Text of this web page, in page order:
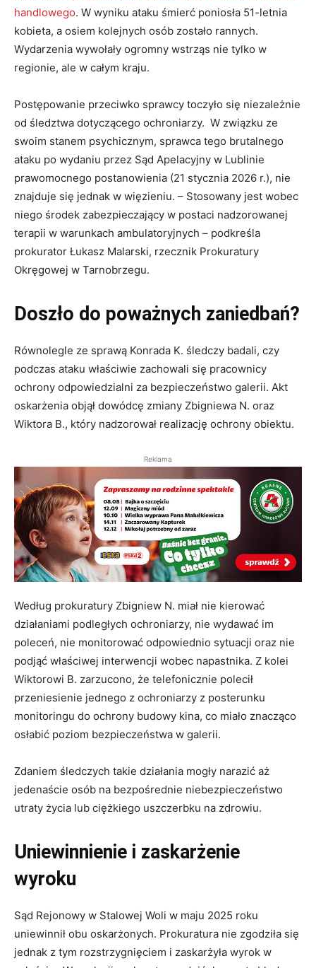
handlowego. W wyniku ataku śmierć poniosła 51-letnia
kobieta, a osiem kolejnych osób zostało rannych.
Wydarzenia wywołały ogromny wstrząs nie tylko w
regionie, ale w całym kraju.
Postępowanie przeciwko sprawcy toczyło się niezależnie
od śledztwa dotyczącego ochroniarzy. W związku ze
swoim stanem psychicznym, sprawca tego brutalnego
ataku po wydaniu przez Sąd Apelacyjny w Lublinie
prawomocnego postanowienia (21 stycznia 2026 r.), nie
znajduje się jednak w więzieniu. – Stosowany jest wobec
niego środek zabezpieczający w postaci nadzorowanej
terapii w warunkach ambulatoryjnych – podkreśla
prokurator Łukasz Malarski, rzecznik Prokuratury
Okręgowej w Tarnobrzegu.
Doszło do poważnych zaniedbań?
Równolegle ze sprawą Konrada K. śledczy badali, czy
podczas ataku właściwie zachowali się pracownicy
ochrony odpowiedzialni za bezpieczeństwo galerii. Akt
oskarżenia objął dowódcę zmiany Zbigniewa N. oraz
Wiktora B., który nadzorował realizację ochrony obiektu.
Reklama
Według prokuratury Zbigniew N. miał nie kierować
działaniami podległych ochroniarzy, nie wydawać im
poleceń, nie monitorować odpowiednio sytuacji oraz nie
podjąć właściwej interwencji wobec napastnika. Z kolei
Wiktorowi B. zarzucono, że telefonicznie polecił
przeniesienie jednego z ochroniarzy z posterunku
monitoringu do ochrony budowy kina, co miało znacząco
osłabić poziom bezpieczeństwa w galerii.
Zdaniem śledczych takie działania mogły narazić aż
jedenaście osób na bezpośrednie niebezpieczeństwo
utraty życia lub ciężkiego uszczerbku na zdrowiu.
Uniewinnienie i zaskarżenie
wyroku
Sąd Rejonowy w Stalowej Woli w maju 2025 roku
uniewinnił obu oskarżonych. Prokuratura nie zgodziła się
jednak z tym rozstrzygnięciem i zaskarżyła wyrok w